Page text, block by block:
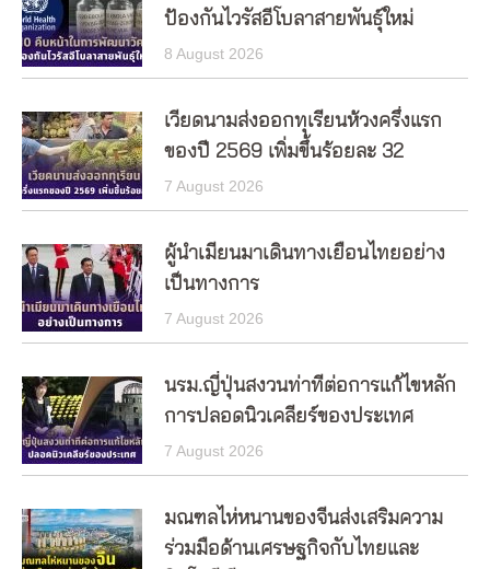
ป้องกันไวรัสอีโบลาสายพันธุ์ใหม่
8 August 2026
เวียดนามส่งออกทุเรียนห้วงครึ่งแรก
ของปี 2569 เพิ่มขึ้นร้อยละ 32
7 August 2026
ผู้นำเมียนมาเดินทางเยือนไทยอย่าง
เป็นทางการ
7 August 2026
นรม.ญี่ปุ่นสงวนท่าทีต่อการแก้ไขหลัก
การปลอดนิวเคลียร์ของประเทศ
7 August 2026
มณฑลไห่หนานของจีนส่งเสริมความ
ร่วมมือด้านเศรษฐกิจกับไทยและ